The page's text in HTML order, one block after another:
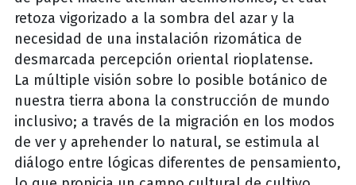
retoza vigorizado a la sombra del azar y la
necesidad de una instalación rizomática de
desmarcada percepción oriental rioplatense.
La múltiple visión sobre lo posible botánico de
nuestra tierra abona la construcción de mundo
inclusivo; a través de la migración en los modos
de ver y aprehender lo natural, se estimula al
diálogo entre lógicas diferentes de pensamiento,